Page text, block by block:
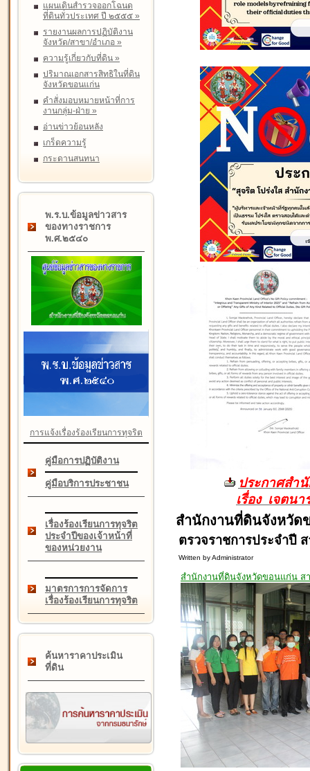
แผนเดินสำรวจออกโฉนด
ที่ดินทั่วประเทศ ปี ๒๕๕๕ »
รายงานผลการปฏิบัติงาน
จังหวัด/สาขา/อำเภอ »
ความรู้เกี่ยวกับที่ดิน »
ปริมาณเอกสารสิทธิในที่ดิน
จังหวัดขอนแก่น
คำสั่งมอบหมายหน้าที่การ
งานกลุ่ม-ฝ่าย »
อ่านข่าวย้อนหลัง
เกร็ดความรู้
กระดานสนทนา
พ.ร.บ.ข้อมูลข่าวสาร
ของทางราชการ
พ.ศ.๒๕๔๐
การแจ้งเรื่องร้องเรียนการทุจริต
คู่มือการปฏิบัติงาน
คู่มือบริการประชาชน
เรื่องร้องเรียนการทุจริต
ประจำปีของเจ้าหน้าที่
ของหน่วยงาน
มาตรการการจัดการ
เรื่องร้องเรียนการทุจริต
ค้นหาราคาประเมิน
ที่ดิน
ประกาศสำ
เรื่อง เจตน
สำนักงานที่ดินจังหวัด
ตรวจราชการประจำปี
Written by Administrator
สำนักงานที่ดินจังหวัดขอนแก่น ส